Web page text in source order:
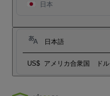
日本
日本語
US$ アメリカ合衆国 ドル